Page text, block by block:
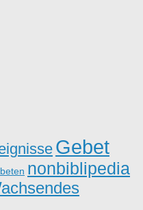
Gebet
nonbiblipedia